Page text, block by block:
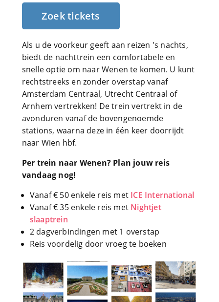
Zoek tickets
Als u de voorkeur geeft aan reizen 's nachts,
biedt de nachttrein een comfortabele en
snelle optie om naar Wenen te komen. U kunt
rechtstreeks en zonder overstap vanaf
Amsterdam Centraal, Utrecht Centraal of
Arnhem vertrekken! De trein vertrekt in de
avonduren vanaf de bovengenoemde
stations, waarna deze in één keer doorrijdt
naar Wien hbf.
Per trein naar Wenen? Plan jouw reis
vandaag nog!
Vanaf € 50 enkele reis met ICE International
Vanaf € 35 enkele reis met Nightjet
slaaptrein
2 dagverbindingen met 1 overstap
Reis voordelig door vroeg te boeken